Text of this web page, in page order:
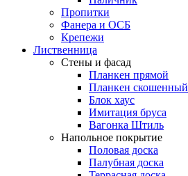
Пропитки
Фанера и ОСБ
Крепежи
Лиственница
Стены и фасад
Планкен прямой
Планкен скошенный
Блок хаус
Имитация бруса
Вагонка Штиль
Напольное покрытие
Половая доска
Палубная доска